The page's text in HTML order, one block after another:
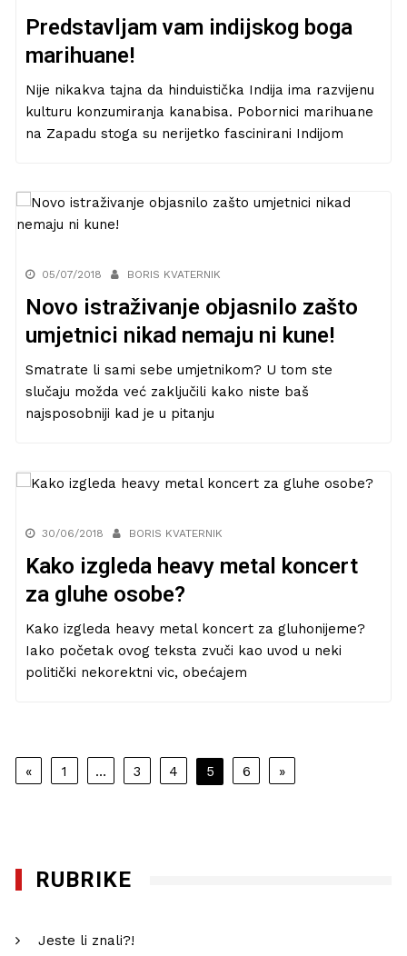
Predstavljam vam indijskog boga
marihuane!
Nije nikakva tajna da hinduistička Indija ima razvijenu
kulturu konzumiranja kanabisa. Pobornici marihuane
na Zapadu stoga su nerijetko fascinirani Indijom
05/07/2018 BORIS KVATERNIK
Novo istraživanje objasnilo zašto
umjetnici nikad nemaju ni kune!
Smatrate li sami sebe umjetnikom? U tom ste
slučaju možda već zaključili kako niste baš
najsposobniji kad je u pitanju
30/06/2018 BORIS KVATERNIK
Kako izgleda heavy metal koncert
za gluhe osobe?
Kako izgleda heavy metal koncert za gluhonijeme?
Iako početak ovog teksta zvuči kao uvod u neki
politički nekorektni vic, obećajem
Navigacija
« 1 … 3 4 5 6 »
RUBRIKE
Jeste li znali?!